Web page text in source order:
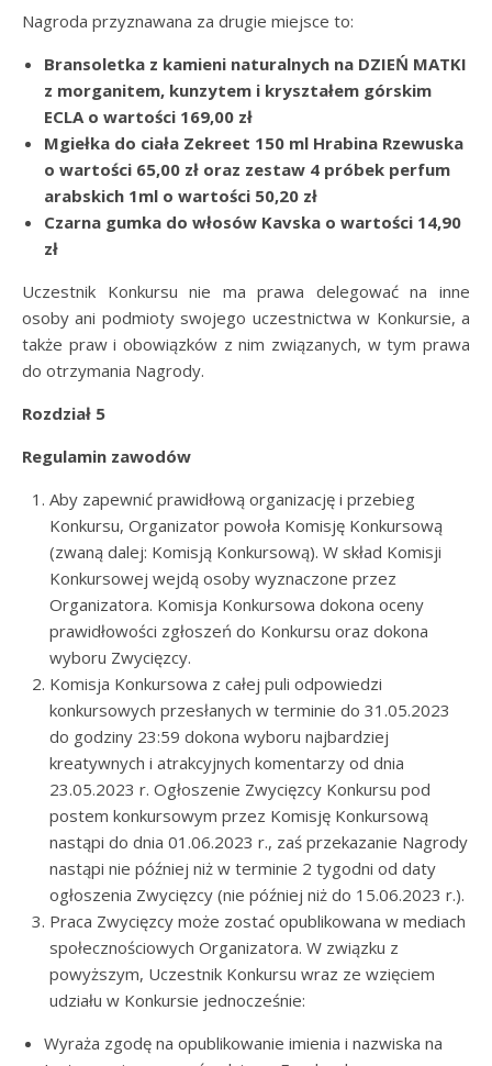
Nagroda przyznawana za drugie miejsce to:
Bransoletka z kamieni naturalnych na DZIEŃ MATKI
z morganitem, kunzytem i kryształem górskim
ECLA o wartości 169,00 zł
Mgiełka do ciała Zekreet 150 ml Hrabina Rzewuska
o wartości 65,00 zł oraz zestaw 4 próbek perfum
arabskich 1ml o wartości 50,20 zł
Czarna gumka do włosów Kavska o wartości 14,90
zł
Uczestnik Konkursu nie ma prawa delegować na inne
osoby ani podmioty swojego uczestnictwa w Konkursie, a
także praw i obowiązków z nim związanych, w tym prawa
do otrzymania Nagrody.
Rozdział 5
Regulamin zawodów
Aby zapewnić prawidłową organizację i przebieg
Konkursu, Organizator powoła Komisję Konkursową
(zwaną dalej: Komisją Konkursową). W skład Komisji
Konkursowej wejdą osoby wyznaczone przez
Organizatora. Komisja Konkursowa dokona oceny
prawidłowości zgłoszeń do Konkursu oraz dokona
wyboru Zwycięzcy.
Komisja Konkursowa z całej puli odpowiedzi
konkursowych przesłanych w terminie do 31.05.2023
do godziny 23:59 dokona wyboru najbardziej
kreatywnych i atrakcyjnych komentarzy od dnia
23.05.2023 r. Ogłoszenie Zwycięzcy Konkursu pod
postem konkursowym przez Komisję Konkursową
nastąpi do dnia 01.06.2023 r., zaś przekazanie Nagrody
nastąpi nie później niż w terminie 2 tygodni od daty
ogłoszenia Zwycięzcy (nie później niż do 15.06.2023 r.).
Praca Zwycięzcy może zostać opublikowana w mediach
społecznościowych Organizatora. W związku z
powyższym, Uczestnik Konkursu wraz ze wzięciem
udziału w Konkursie jednocześnie:
Wyraża zgodę na opublikowanie imienia i nazwiska na